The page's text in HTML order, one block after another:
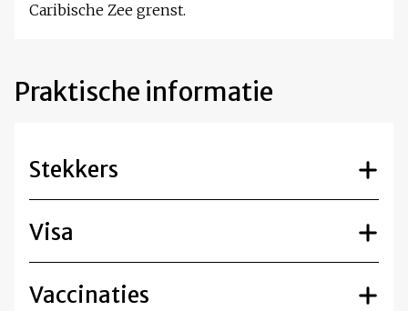
Caribische Zee grenst.
Praktische informatie
Stekkers
Visa
Vaccinaties